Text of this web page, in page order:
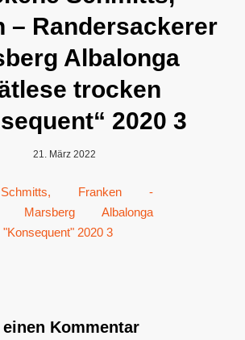
– Randersackerer
Albalonga
trocken
2020 3
21. März 2022
Kommentar